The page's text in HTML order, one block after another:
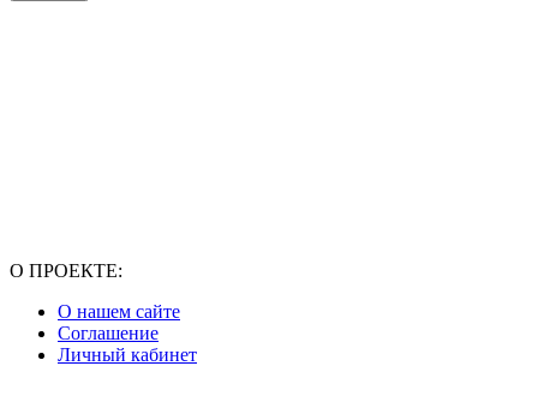
О ПРОЕКТЕ:
О нашем сайте
Соглашение
Личный кабинет